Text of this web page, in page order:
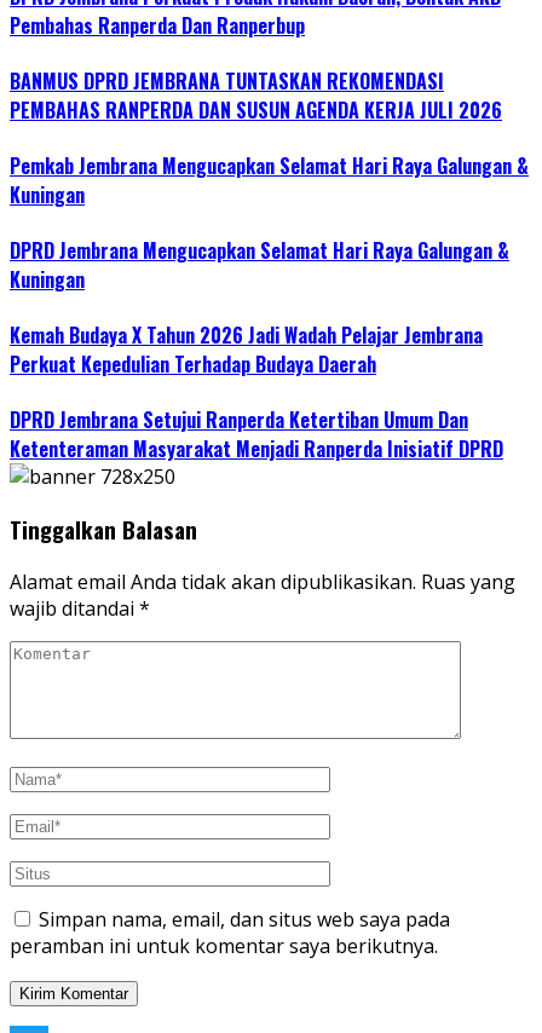
Pembahas Ranperda Dan Ranperbup
BANMUS DPRD JEMBRANA TUNTASKAN REKOMENDASI
PEMBAHAS RANPERDA DAN SUSUN AGENDA KERJA JULI 2026
Pemkab Jembrana Mengucapkan Selamat Hari Raya Galungan &
Kuningan
DPRD Jembrana Mengucapkan Selamat Hari Raya Galungan &
Kuningan
Kemah Budaya X Tahun 2026 Jadi Wadah Pelajar Jembrana
Perkuat Kepedulian Terhadap Budaya Daerah
DPRD Jembrana Setujui Ranperda Ketertiban Umum Dan
Ketenteraman Masyarakat Menjadi Ranperda Inisiatif DPRD
Tinggalkan Balasan
Alamat email Anda tidak akan dipublikasikan. Ruas yang
wajib ditandai *
Simpan nama, email, dan situs web saya pada
peramban ini untuk komentar saya berikutnya.